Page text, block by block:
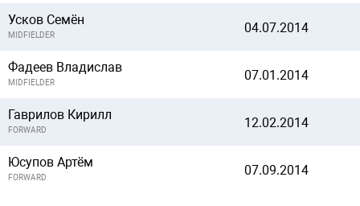
Усков Семён
MIDFIELDER 04.07.2014
Фадеев Владислав
MIDFIELDER 07.01.2014
Гаврилов Кирилл
FORWARD 12.02.2014
Юсупов Артём
FORWARD 07.09.2014